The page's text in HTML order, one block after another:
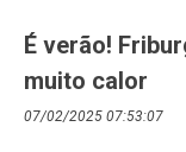
É verão!
muito calor
07/02/2025 07:53:07